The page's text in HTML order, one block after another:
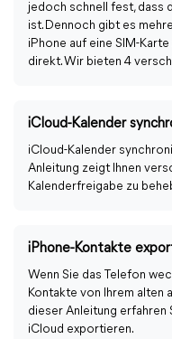
jedoch schnell fest, dass
ist. Dennoch gibt es
iPhone auf eine SIM-
direkt. Wir bieten 4
iCloud-Kalender
Anleitung zeigt Ihnen
Kalenderfreigabe zu
Wenn Sie das Telefon
Kontakte von Ihrem alten
dieser Anleitung erfahren
iCloud exportieren.